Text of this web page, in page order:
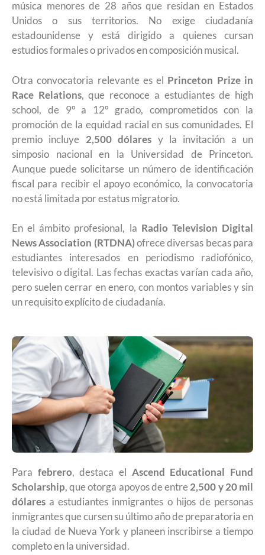
música menores de 28 años que residan en Estados
Unidos o sus territorios. No exige ciudadanía
estadounidense y está dirigido a quienes cursan
estudios formales o privados en composición musical.
Otra convocatoria relevante es el Princeton Prize in
Race Relations, que reconoce a estudiantes de high
school, de 9º a 12º grado, comprometidos con la
promoción de la equidad racial en sus comunidades. El
premio incluye 2,500 dólares y la invitación a un
simposio nacional en la Universidad de Princeton.
Aunque puede solicitarse un número de identificación
fiscal para recibir el apoyo económico, la convocatoria
no está limitada por estatus migratorio.
En el ámbito profesional, la Radio Television Digital
News Association (RTDNA)ofrece diversas becas para
estudiantes interesados en periodismo radiofónico,
televisivo o digital. Las fechas exactas varían cada año,
pero suelen cerrar en enero, con montos variables y sin
un requisito explícito de ciudadanía.
Para febrero, destaca el Ascend Educational Fund
Scholarship, que otorga apoyos de entre2,500 y 20 mil
dólares a estudiantes inmigrantes o hijos de personas
inmigrantes que cursen su último año de preparatoria en
la ciudad de Nueva York y planeen inscribirse a tiempo
completo en la universidad.